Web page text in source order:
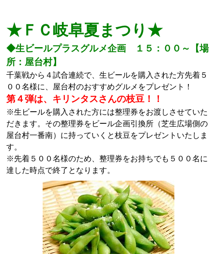
★ＦＣ岐阜夏まつり★
◆生ビールプラスグルメ企画 １５：００～【場
所：屋台村】
千葉戦から４試合連続で、生ビールを購入された方先着５
００名様に、屋台村のおすすめグルメをプレゼント！
第４弾は、キリンタスさんの枝豆！！
※生ビールを購入された方には整理券をお渡しさせていた
だきます。その整理券をビール企画引換所（芝生広場側の
屋台村一番南）に持っていくと枝豆をプレゼントいたしま
す。
※先着５００名様のため、整理券をお持ちでも５００名に
達した時点で終了となります。